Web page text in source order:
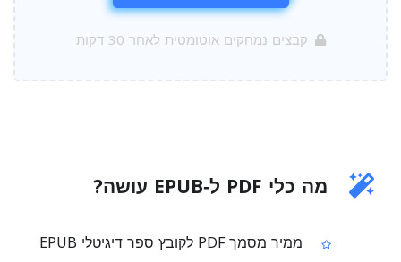
קבצים נמחקים אוטומטית לאחר 30 דקות
מה כלי PDF ל‑EPUB עושה?
ממיר מסמך PDF לקובץ ספר דיגיטלי EPUB